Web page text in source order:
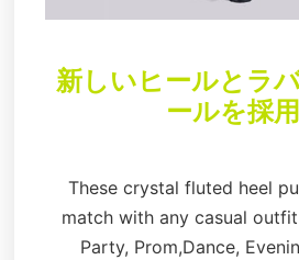
新しいヒールとラ
ールを採用
These crystal fluted heel
match with any casual
Party, Prom,Dance,